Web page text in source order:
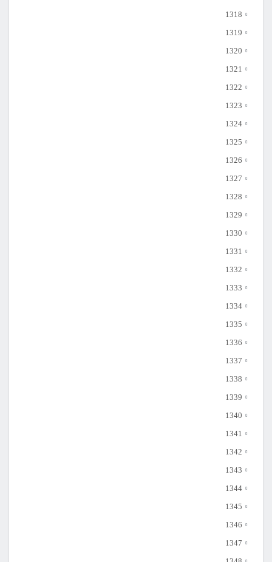
1318
1319
1320
1321
1322
1323
1324
1325
1326
1327
1328
1329
1330
1331
1332
1333
1334
1335
1336
1337
1338
1339
1340
1341
1342
1343
1344
1345
1346
1347